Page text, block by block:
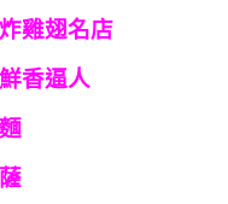
雞翅名店
香逼人